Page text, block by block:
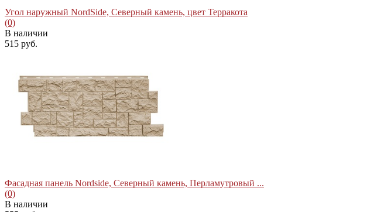
избранное сравнить
Угол наружный NordSide, Северный камень, цвет Терракота
(0)
В наличии
515 руб.
Фасадная панель Nordside, Северный камень, Перламутровый ...
(0)
В наличии